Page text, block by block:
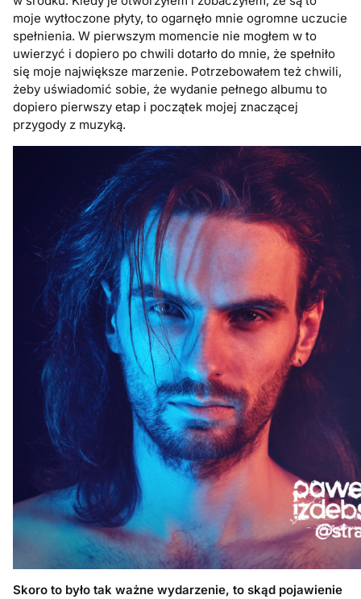
moje wytłoczone płyty, to ogarnęło mnie ogromne uczucie
spełnienia. W pierwszym momencie nie mogłem w to
uwierzyć i dopiero po chwili dotarło do mnie, że spełniło
się moje największe marzenie. Potrzebowałem też chwili,
żeby uświadomić sobie, że wydanie pełnego albumu to
dopiero pierwszy etap i początek mojej znaczącej
przygody z muzyką.
Skoro to było tak ważne wydarzenie, to skąd pojawienie